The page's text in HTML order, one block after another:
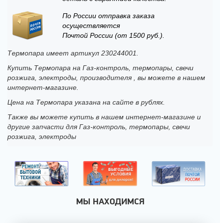
По России отправка заказа
осуществляется
Почтой России (от 1500 руб.).
Термопара имеет артикул 230244001.
Купить Термопара на Газ-контроль, термопары, свечи
розжига, электроды, производителя , вы можете в нашем
интернет-магазине.
Цена на Термопара указана на сайте в рублях.
Также вы можете купить в нашем интернет-магазине и
другие запчасти для Газ-контроль, термопары, свечи
розжига, электроды
МЫ НАХОДИМСЯ